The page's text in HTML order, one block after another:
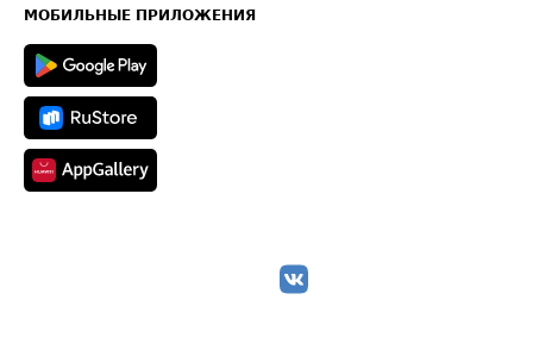
Техническая информация
МОБИЛЬНЫЕ ПРИЛОЖЕНИЯ